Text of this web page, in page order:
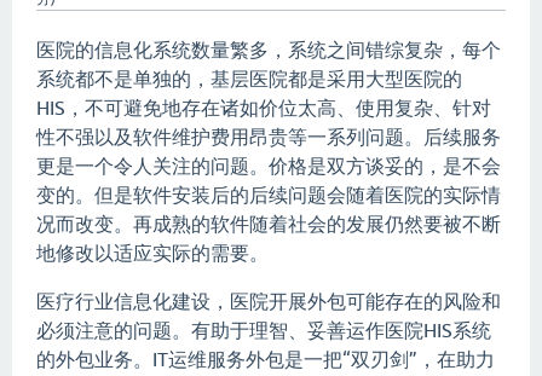
医院的信息化系统数量繁多，系统之间错综复杂，每个
系统都不是单独的，基层医院都是采用大型医院的
HIS，不可避免地存在诸如价位太高、使用复杂、针对
性不强以及软件维护费用昂贵等一系列问题。后续服务
更是一个令人关注的问题。价格是双方谈妥的，是不会
变的。但是软件安装后的后续问题会随着医院的实际情
况而改变。再成熟的软件随着社会的发展仍然要被不断
地修改以适应实际的需要。
医疗行业信息化建设，医院开展外包可能存在的风险和
必须注意的问题。有助于理智、妥善运作医院HIS系统
的外包业务。IT运维服务外包是一把“双刃剑”，在助力